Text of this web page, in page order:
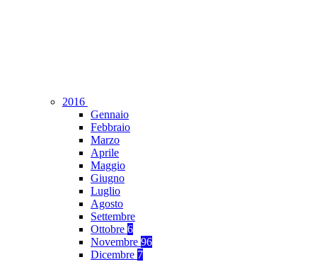
2016
Gennaio
Febbraio
Marzo
Aprile
Maggio
Giugno
Luglio
Agosto
Settembre
Ottobre 6
Novembre 96
Dicembre 7